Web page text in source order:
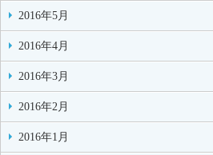
2016年5月
2016年4月
2016年3月
2016年2月
2016年1月